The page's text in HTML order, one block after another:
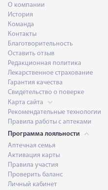
О компании
История
Команда
Контакты
Благотворительность
Оставить отзыв
Редакционная политика
Лекарственное страхование
Гарантия качества
Свидетельство о поверке
Карта сайта
Рекомендательные технологии
Правила работы с аптеками
Программа лояльности
Аптечная семья
Активация карты
Правила участия
Проверить баланс
Личный кабинет